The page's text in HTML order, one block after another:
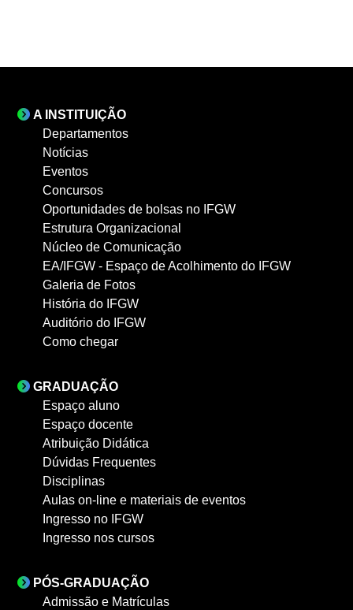
A INSTITUIÇÃO
Departamentos
Notícias
Eventos
Concursos
Oportunidades de bolsas no IFGW
Estrutura Organizacional
Núcleo de Comunicação
EA/IFGW - Espaço de Acolhimento do IFGW
Galeria de Fotos
História do IFGW
Auditório do IFGW
Como chegar
GRADUAÇÃO
Espaço aluno
Espaço docente
Atribuição Didática
Dúvidas Frequentes
Disciplinas
Aulas on-line e materiais de eventos
Ingresso no IFGW
Ingresso nos cursos
PÓS-GRADUAÇÃO
Admissão e Matrículas